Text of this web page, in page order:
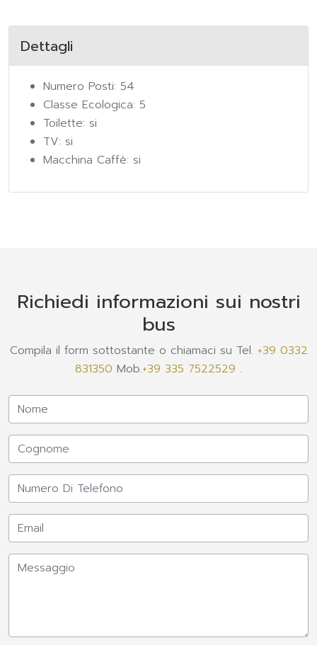
Dettagli
Numero Posti: 54
Classe Ecologica: 5
Toilette: si
TV: si
Macchina Caffè: si
Richiedi informazioni sui nostri
bus
Compila il form sottostante o chiamaci su Tel. +39 0332
831350 Mob.+39 335 7522529 .